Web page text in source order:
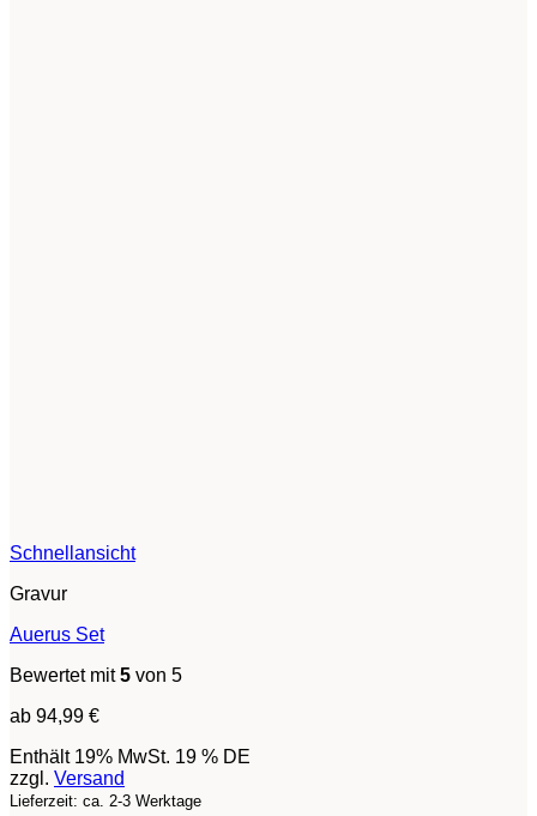
Schnellansicht
Gravur
Auerus Set
Bewertet mit5 von 5
ab 94,99 €
Enthält 19% MwSt. 19 % DE
zzgl. Versand
Lieferzeit: ca. 2-3 Werktage